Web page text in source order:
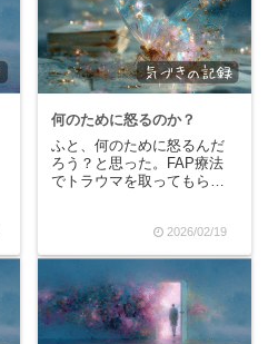
何のために怒るのか？
ふと、何のために怒るんだ
ろう？と思った。FAP療法
でトラウマを取ってもらっ
ンセリングの時に、カウン
セラーさんに「怒りは自分
を守るためのもの」と教え
てもらいました。今でもそ
の言葉は私の御守りで...
2026/02/19